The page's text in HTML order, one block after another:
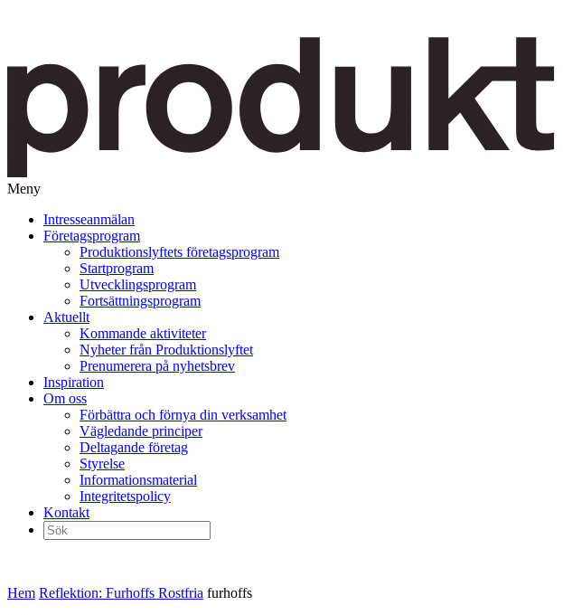
Meny
vidare
Intresseanmälan
Företagsprogram
Produktionslyftets företagsprogram
Startprogram
Utvecklingsprogram
Fortsättningsprogram
Aktuellt
Kommande aktiviteter
Nyheter från Produktionslyftet
Prenumerera på nyhetsbrev
Inspiration
Om oss
Förbättra och förnya din verksamhet
Vägledande principer
Deltagande företag
Styrelse
Informationsmaterial
Integritetspolicy
Kontakt
Sök
efter:
Hem Reflektion: Furhoffs Rostfria furhoffs